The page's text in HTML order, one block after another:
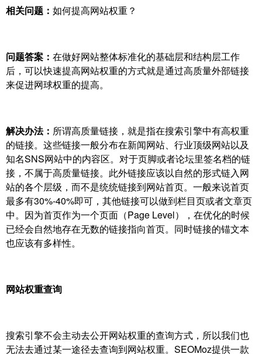
相关问题： 如何提高网站权重？
问题答案： 在做好网站整体标准化的基础层和结构层工作
后，可以快速提高网站权重的方式就是通过高质量外部链接
来促进网球权重的提高。
解决办法： 所谓高质量链接，就是指在搜索引擎中有高权重
的链接。这些链接一般分布在新闻网站、行业顶级网站以及
知名SNS网站中的内容区。对于页脚或者论坛里签名档的链
接，不属于高质量链接。此外链接应该以自然的形式链入网
站的各个层级，而不是统统链接到网站首页。一般来说首页
最多有30%-40%即可，其他链接可以做到栏目页或者文章页
中。因为首页作为一个页面（Page Level），在优化的时候
已经会自然地存在无数的链接指向首页。同时链接的锚文本
也应该有多样性。
网站权重查询
搜索引擎不会主动去公开网站权重的查询方式，所以我们也
无法去通过某一途径去查询到网站权重。SEOMoz提供一款